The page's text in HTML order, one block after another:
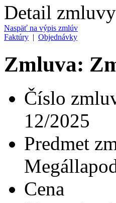
Detail zmluvy
Naspäť na výpis zmlúv
Faktúry | Objednávky
Zmluva:
Číslo
12/2025
Predmet
Cena